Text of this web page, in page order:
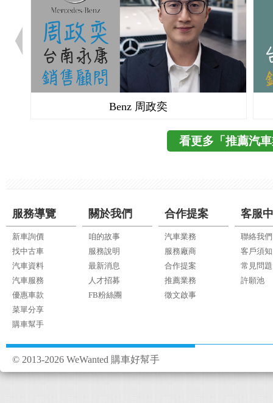
Volvo 楊曦
看更多「推薦汽
服務導覽
新車詢價
找中古車
汽車資料
汽車服務
優惠車款
菜單分享
購車幫手
關於我們
咱的故事
服務說明
最新消息
人才招募
FB粉絲團
合作提案
汽車業務
服務廠商
合作提案
推薦業務
徵文啟事
客服
聯絡我們
客戶須知
常見問題
許願池
© 2013-2026 WeWanted 購車好幫手